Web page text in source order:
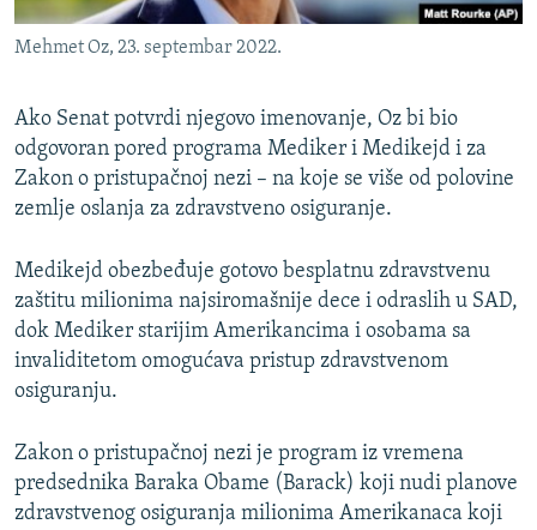
Mehmet Oz, 23. septembar 2022.
Ako Senat potvrdi njegovo imenovanje, Oz bi bio
odgovoran pored programa Mediker i Medikejd i za
Zakon o pristupačnoj nezi – na koje se više od polovine
zemlje oslanja za zdravstveno osiguranje.
Medikejd obezbeđuje gotovo besplatnu zdravstvenu
zaštitu milionima najsiromašnije dece i odraslih u SAD,
dok Mediker starijim Amerikancima i osobama sa
invaliditetom omogućava pristup zdravstvenom
osiguranju.
Zakon o pristupačnoj nezi je program iz vremena
predsednika Baraka Obame (Barack) koji nudi planove
zdravstvenog osiguranja milionima Amerikanaca koji